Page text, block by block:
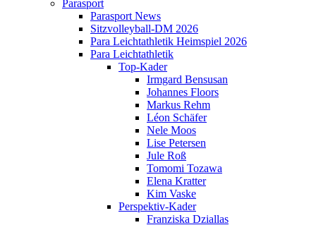
Parasport
Parasport News
Sitzvolleyball-DM 2026
Para Leichtathletik Heimspiel 2026
Para Leichtathletik
Top-Kader
Irmgard Bensusan
Johannes Floors
Markus Rehm
Léon Schäfer
Nele Moos
Lise Petersen
Jule Roß
Tomomi Tozawa
Elena Kratter
Kim Vaske
Perspektiv-Kader
Franziska Dziallas